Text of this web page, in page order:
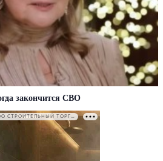
закончится СВО
РЕКЛАМА • ООО СТРОИТЕЛЬНЫЙ ТОРГОВЫЙ ДОМ «ПЕТРОВИЧ». ИНН: 7802348846